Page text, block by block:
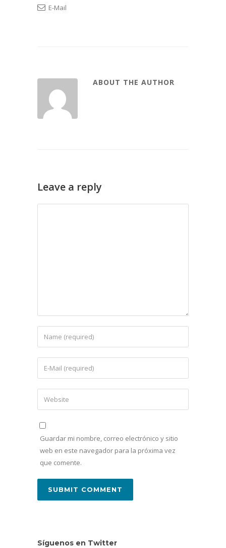
E-Mail
ABOUT THE AUTHOR
Leave a reply
Guardar mi nombre, correo electrónico y sitio
web en este navegador para la próxima vez
que comente.
Síguenos en Twitter